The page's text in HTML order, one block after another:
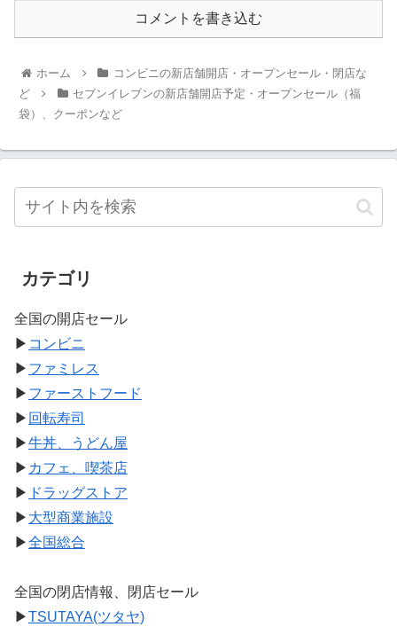
コメントを書き込む
ホーム
コンビニの新店舗開店・オープンセール・閉店な
ど
セブンイレブンの新店舗開店予定・オープンセール（福
袋）、クーポンなど
カテゴリ
全国の開店セール
▶ コンビニ
▶ ファミレス
▶ ファーストフード
▶ 回転寿司
▶牛丼、うどん屋
▶ カフェ、喫茶店
▶ ドラッグストア
▶ 大型商業施設
▶全国総合
全国の閉店情報、閉店セール
▶TSUTAYA(ツタヤ)